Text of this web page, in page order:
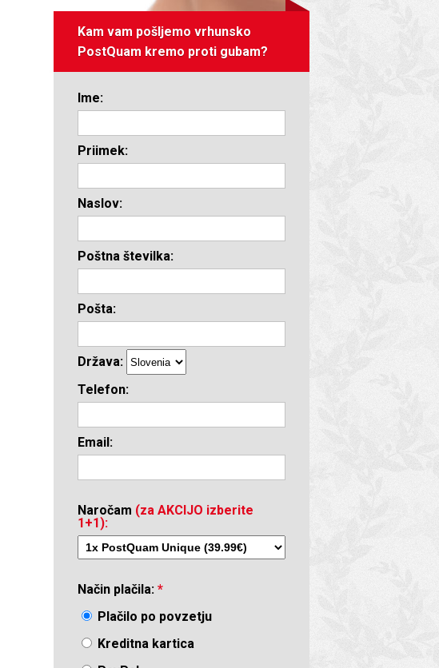
Kam vam pošljemo vrhunsko
PostQuam kremo proti gubam?
Ime:
Priimek:
Naslov:
Poštna številka:
Pošta:
Država:
Telefon:
Email:
Naročam (za AKCIJO izberite
1+1):
Način plačila: *
Plačilo po povzetju
Kreditna kartica
»Od sedaj uporabljam samo še kremo PostQuam Unique!«
Regina iz Lendave